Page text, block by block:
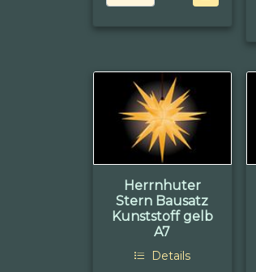
Herrnhuter
Stern Bausatz
Kunststoff gelb
A7
Details